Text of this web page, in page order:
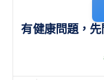
有健康問題，